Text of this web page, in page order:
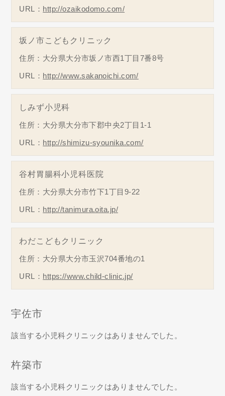
URL： http://ozaikodomo.com/
坂ノ市こどもクリニック
住所：大分県大分市坂ノ市西1丁目7番8号
URL： http://www.sakanoichi.com/
しみず小児科
住所：大分県大分市下郡中央2丁目1-1
URL： http://shimizu-syounika.com/
谷村胃腸科小児科医院
住所：大分県大分市竹下1丁目9-22
URL： http://tanimura.oita.jp/
わだこどもクリニック
住所：大分県大分市玉沢704番地の1
URL： https://www.child-clinic.jp/
宇佐市
該当する小児科クリニックはありませんでした。
杵築市
該当する小児科クリニックはありませんでした。